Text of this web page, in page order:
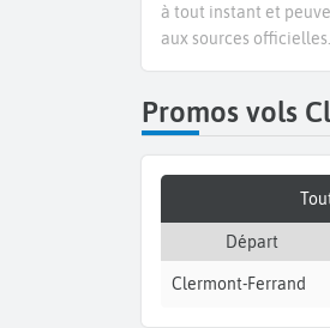
à tout instant et
aux sources officielles.
Promos vols
Départ
Clermont-Ferrand